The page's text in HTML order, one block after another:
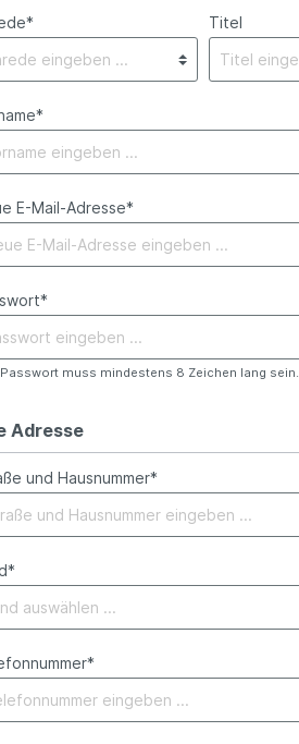
Titel
E-Mail-Adresse*
muss mindestens 8 Zeichen lang sein.
Adresse
und Hausnummer*